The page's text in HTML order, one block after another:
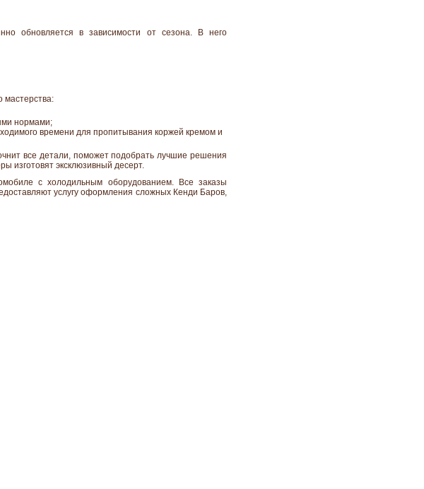
обновляется в зависимости от сезона. В него
мастерства:
нормами;
времени для пропитывания коржей кремом и
все детали, поможет подобрать лучшие решения
изготовят эксклюзивный десерт.
с холодильным оборудованием. Все заказы
услугу оформления сложных Кенди Баров,